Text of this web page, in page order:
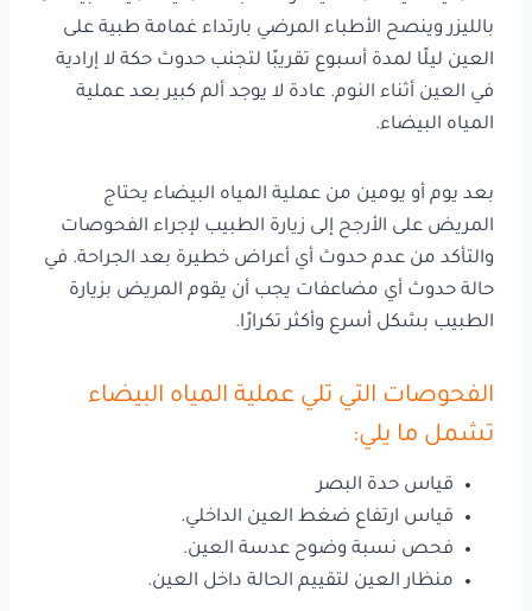
بالليزر وينصح الأطباء المرضي بارتداء غمامة طبية على
العين ليلًا لمدة أسبوع تقريبًا لتجنب حدوث حكة لا إرادية
في العين أثناء النوم. عادة لا يوجد ألم كبير بعد عملية
المياه البيضاء.
بعد يوم أو يومين من عملية المياه البيضاء يحتاج
المريض على الأرجح إلى زيارة الطبيب لإجراء الفحوصات
والتأكد من عدم حدوث أي أعراض خطيرة بعد الجراحة. في
حالة حدوث أي مضاعفات يجب أن يقوم المريض بزيارة
الطبيب بشكل أسرع وأكثر تكرارًا.
الفحوصات التي تلي عملية المياه البيضاء
تشمل ما يلي:
قياس حدة البصر
قياس ارتفاع ضغط العين الداخلي.
فحص نسبة وضوح عدسة العين.
منظار العين لتقييم الحالة داخل العين.